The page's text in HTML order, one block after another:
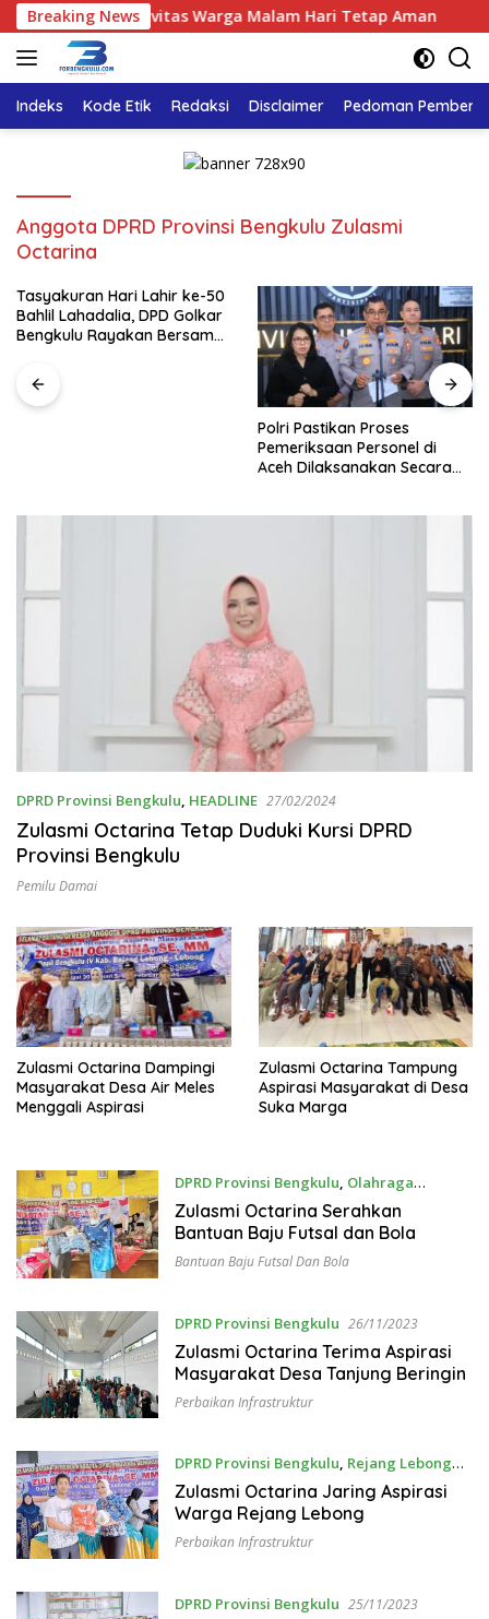
Langsung
ke
konten
Breaking News
Aktivitas Warga Malam Hari Tetap Aman
Indeks Kode Etik Redaksi Disclaimer Pedoman
Anggota DPRD Provinsi Bengkulu Zulasmi
Octarina
Tasyakuran Hari Lahir ke-50
Bahlil Lahadalia, DPD Golkar
Bengkulu Rayakan Bersama
Polri Pastikan Proses
Pemeriksaan Personel di
Aceh Dilaksanakan Secara
DPRD Provinsi Bengkulu, HEADLINE 27/02/2024
Zulasmi Octarina Tetap Duduki Kursi DPRD
Provinsi Bengkulu
Pemilu Damai
Zulasmi Octarina Dampingi
Masyarakat Desa Air Meles
Menggali Aspirasi
Zulasmi Octarina Tampung
Aspirasi Masyarakat di Desa
Suka Marga
DPRD Provinsi Bengkulu, Olahraga
26/11/2023
Zulasmi Octarina Serahkan
Bantuan Baju Futsal dan Bola
Bantuan Baju Futsal Dan Bola
DPRD Provinsi Bengkulu 26/11/2023
Zulasmi Octarina Terima Aspirasi
Masyarakat Desa Tanjung Beringin
Perbaikan Infrastruktur
DPRD Provinsi Bengkulu, Rejang Lebong
26/11/2023
Zulasmi Octarina Jaring Aspirasi
Warga Rejang Lebong
Perbaikan Infrastruktur
DPRD Provinsi Bengkulu 25/11/2023